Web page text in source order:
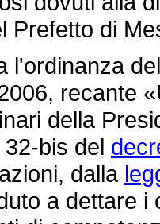
Prefetto di
del
recante
della
bis del
dalla
a dettare i